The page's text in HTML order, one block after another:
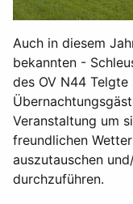
Auch in diesem
bekannten -
des OV N44
Veranstaltung um
freundlichen
auszutauschen
durchzuführen.